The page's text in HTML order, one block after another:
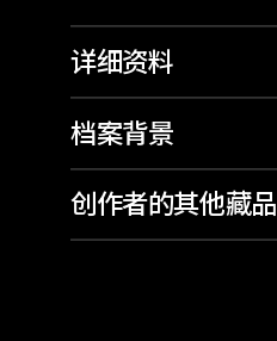
详细资料
档案背景
创作者的其他藏品